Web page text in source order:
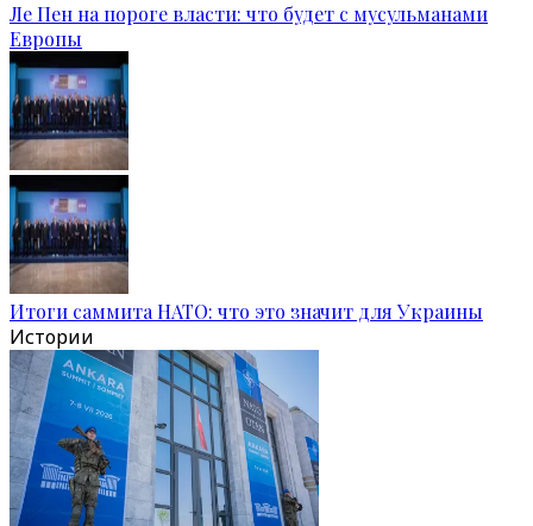
Ле Пен на пороге власти: что будет с мусульманами
Европы
Итоги саммита НАТО: что это значит для Украины
Истории